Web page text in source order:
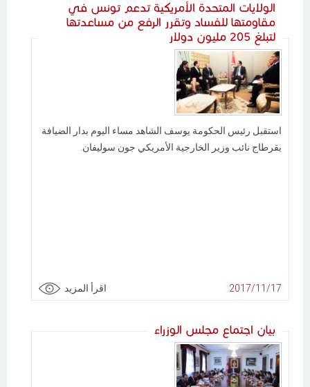
الولايات المتحدة الأمريكية تدعم تونس في
مقاومتها للفساد وتقرر الرفع من مساعدتها
لتبلغ 205 مليون دولار
استقبل رئيس الحكومة يوسف الشاهد مساء اليوم بدار الضيافة
بقرطاج نائب وزير الخارجية الأمريكي جون سوليفان.
2017/11/17 اقرأ المزيد
بيان اجتماع مجلس الوزراء